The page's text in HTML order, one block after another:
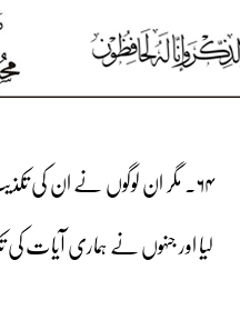
۶۴۔ مگر ان لوگوں نے ان کی
لیا اور جنہوں نے ہماری آیات